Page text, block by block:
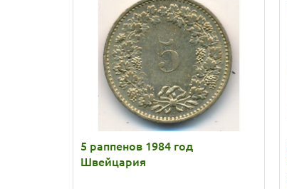
5 раппенов 1984 год
Швейцария